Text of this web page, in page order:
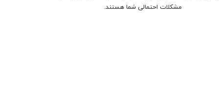
مشکلات احتمالی شما هستند.